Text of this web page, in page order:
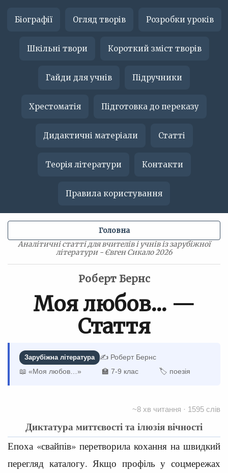
Біографії Огляд творів Розробки уроків
Шкільні твори Короткий зміст творів
Гайди для учнів Підручники
Хрестоматія Підготовка до переказу
Дидактичні матеріали Статті
Теорія літератури Контакти
Правила користування
Аналітичні статті для вчителів і учнів із зарубіжної
літератури - Євген Сикало 2026
Головна
Роберт Бернс
Моя любов… —
Стаття
Зарубіжна література
✍️ Роберт Бернс
📖 «Моя любов…»
🏫 7-9 клас 🏷 поезія
~8 хв читання · 1595 слів
Диктатура миттєвості та ілюзія вічності
Епоха «свайпів» перетворила кохання на швидкий
перегляд каталогу. Якщо профіль у соцмережах